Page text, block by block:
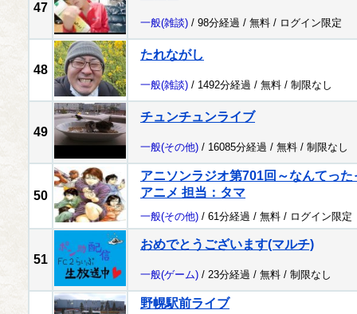
47
一般(雑談) / 98分経過 / 無料 / ログイン限定
48
たれながし
一般(雑談) / 1492分経過 / 無料 / 制限なし
49
チュンチュンライブ
一般(その他) / 16085分経過 / 無料 / 制限なし
50
アニソンラジオ第701回～なんてっ
アニメ 担当：タマ
一般(その他) / 61分経過 / 無料 / ログイン限定
51
おめでとうございます(マルチ)
一般(ゲーム) / 23分経過 / 無料 / 制限なし
野幌駅前ライブ